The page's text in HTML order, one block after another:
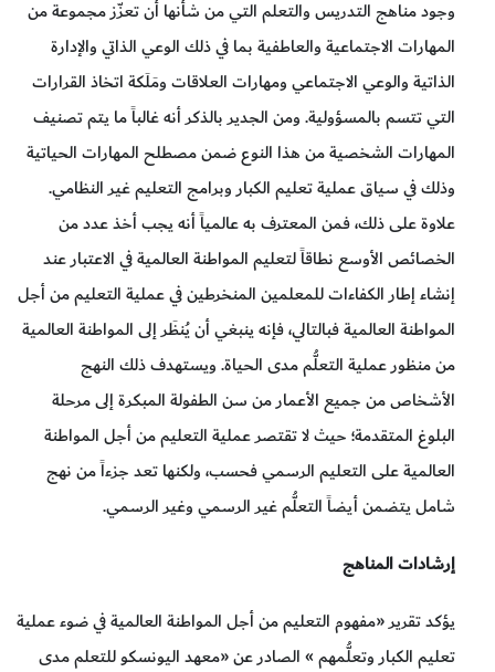
وجود مناهج التدريس والتعلم التي من شأنها أن تعزّز مجموعة من
المهارات الاجتماعية والعاطفية بما في ذلك الوعي الذاتي والإدارة
الذاتية والوعي الاجتماعي ومهارات العلاقات ومَلَكة اتخاذ القرارات
التي تتسم بالمسؤولية. ومن الجدير بالذكر أنه غالباً ما يتم تصنيف
المهارات الشخصية من هذا النوع ضمن مصطلح المهارات الحياتية
وذلك في سياق عملية تعليم الكبار وبرامج التعليم غير النظامي.
علاوة على ذلك، فمن المعترف به عالمياً أنه يجب أخذ عدد من
الخصائص الأوسع نطاقاً لتعليم المواطنة العالمية في الاعتبار عند
إنشاء إطار الكفاءات للمعلمين المنخرطين في عملية التعليم من أجل
المواطنة العالمية فبالتالي، فإنه ينبغي أن يُنظَر إلى المواطنة العالمية
من منظور عملية التعلُّم مدى الحياة. ويستهدف ذلك النهج
الأشخاص من جميع الأعمار من سن الطفولة المبكرة إلى مرحلة
البلوغ المتقدمة؛ حيث لا تقتصر عملية التعليم من أجل المواطنة
العالمية على التعليم الرسمي فحسب، ولكنها تعد جزءاً من نهج
شامل يتضمن أيضاً التعلُّم غير الرسمي وغير الرسمي.
إرشادات المناهج
يؤكد تقرير «مفهوم التعليم من أجل المواطنة العالمية في ضوء عملية
تعليم الكبار وتعلُّمهم » الصادر عن «معهد اليونسكو للتعلم مدى